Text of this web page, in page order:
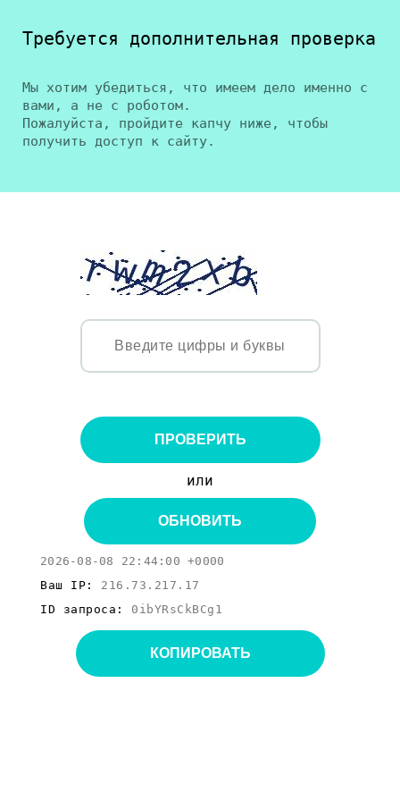
Требуется дополнительная проверка
Мы хотим убедиться, что имеем дело именно с
вами, а не с роботом.
Пожалуйста, пройдите капчу ниже, чтобы
получить доступ к сайту.
ПРОВЕРИТЬ
или
ОБНОВИТЬ
2026-08-08 22:44:00 +0000
Ваш IP: 216.73.217.17
ID запроса: 0ibYRsCkBCg1
КОПИРОВАТЬ